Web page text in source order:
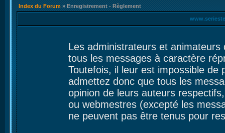
Index du Forum» Enregistrement - Règlement
Les administrateurs et
tous les messages à caractère
Toutefois, il leur est impossible de
admettez donc que tous les
opinion de leurs auteurs
ou webmestres (excepté les
ne peuvent pas être tenus pour